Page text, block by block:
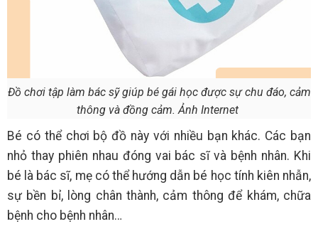
Đồ chơi tập làm bác sỹ giúp bé gái học được sự chu đáo, cảm
thông và đồng cảm. Ảnh Internet
Bé có thể chơi bộ đồ này với nhiều bạn khác. Các bạn
nhỏ thay phiên nhau đóng vai bác sĩ và bệnh nhân. Khi
bé là bác sĩ, mẹ có thể hướng dẫn bé học tính kiên nhẫn,
sự bền bỉ, lòng chân thành, cảm thông để khám, chữa
bệnh cho bệnh nhân…